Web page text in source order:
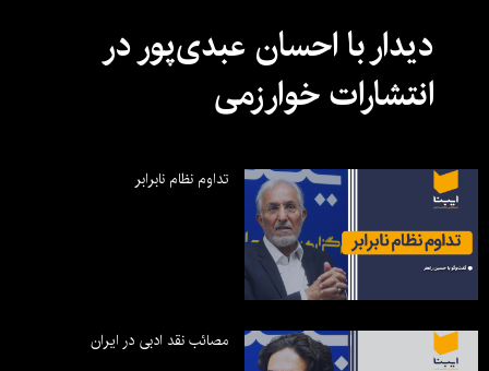
دیدار با احسان عبدی‌پور در
انتشارات خوارزمی
تداوم نظام نابرابر
مصائب نقد ادبی در ایران